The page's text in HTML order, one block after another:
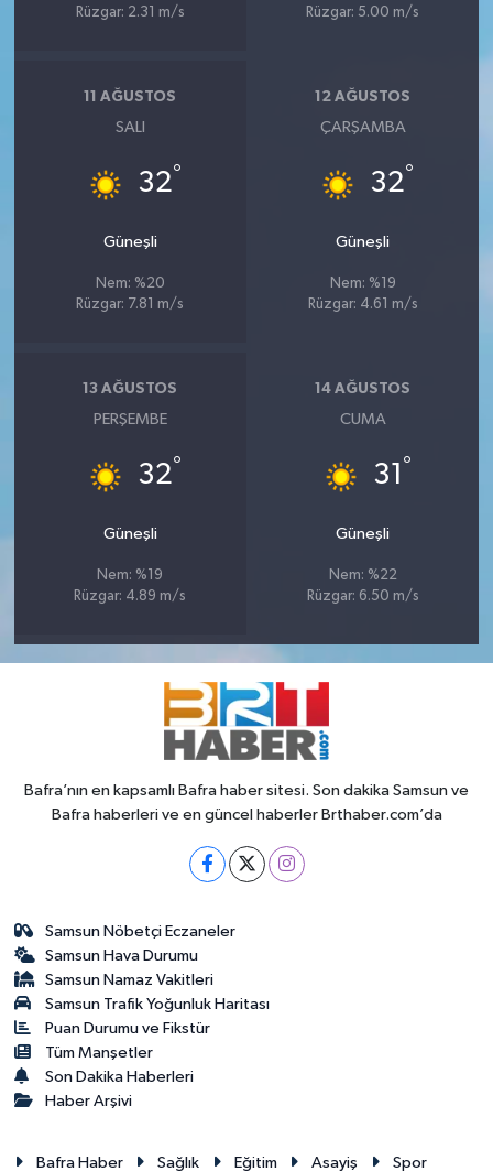
Rüzgar: 2.31 m/s
Rüzgar: 5.00 m/s
11 AĞUSTOS
SALI
32°
Güneşli
Nem: %20
Rüzgar: 7.81 m/s
12 AĞUSTOS
ÇARŞAMBA
32°
Güneşli
Nem: %19
Rüzgar: 4.61 m/s
13 AĞUSTOS
PERŞEMBE
32°
Güneşli
Nem: %19
Rüzgar: 4.89 m/s
14 AĞUSTOS
CUMA
31 °
Güneşli
Nem: %22
Rüzgar: 6.50 m/s
Bafra’nın en kapsamlı Bafra haber sitesi. Son dakika Samsun ve
Bafra haberleri ve en güncel haberler Brthaber.com’da
Samsun Nöbetçi Eczaneler
Samsun Hava Durumu
Samsun Namaz Vakitleri
Samsun Trafik Yoğunluk Haritası
Puan Durumu ve Fikstür
Tüm Manşetler
Son Dakika Haberleri
Haber Arşivi
Bafra Haber Sağlık Eğitim Asayiş Spor